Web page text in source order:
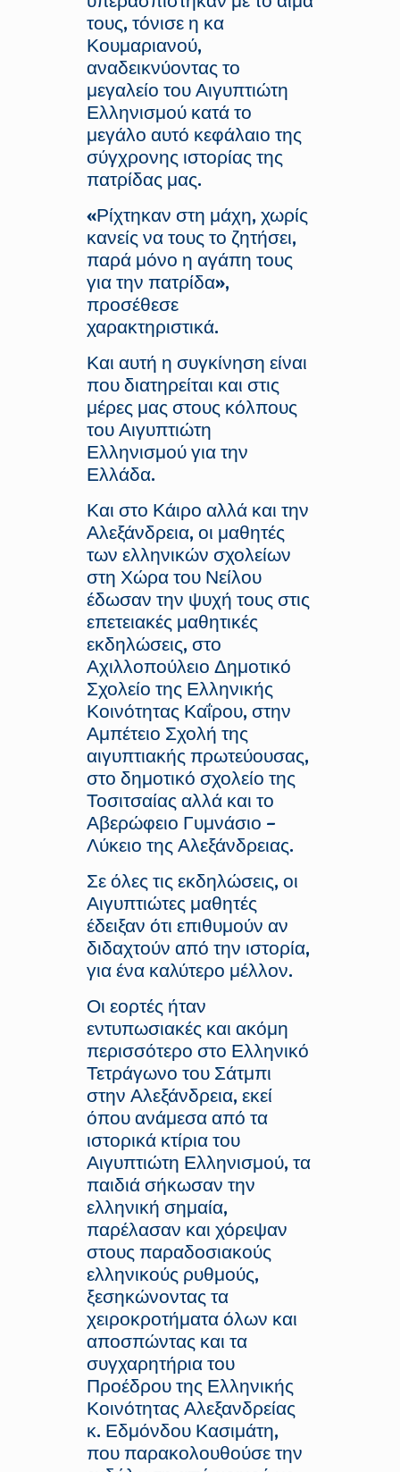
τους, τόνισε η κα
Κουμαριανού,
αναδεικνύοντας το
μεγαλείο του Αιγυπτιώτη
Ελληνισμού κατά το
μεγάλο αυτό κεφάλαιο της
σύγχρονης ιστορίας της
πατρίδας μας.
«Ρίχτηκαν στη μάχη, χωρίς
κανείς να τους το ζητήσει,
παρά μόνο η αγάπη τους
για την πατρίδα»,
προσέθεσε
χαρακτηριστικά.
Και αυτή η συγκίνηση είναι
που διατηρείται και στις
μέρες μας στους κόλπους
του Αιγυπτιώτη
Ελληνισμού για την
Ελλάδα.
Και στο Κάιρο αλλά και την
Αλεξάνδρεια, οι μαθητές
των ελληνικών σχολείων
στη Χώρα του Νείλου
έδωσαν την ψυχή τους στις
επετειακές μαθητικές
εκδηλώσεις, στο
Αχιλλοπούλειο Δημοτικό
Σχολείο της Ελληνικής
Κοινότητας Καΐρου, στην
Αμπέτειο Σχολή της
αιγυπτιακής πρωτεύουσας,
στο δημοτικό σχολείο της
Τοσιτσαίας αλλά και το
Αβερώφειο Γυμνάσιο –
Λύκειο της Αλεξάνδρειας.
Σε όλες τις εκδηλώσεις, οι
Αιγυπτιώτες μαθητές
έδειξαν ότι επιθυμούν αν
διδαχτούν από την ιστορία,
για ένα καλύτερο μέλλον.
Οι εορτές ήταν
εντυπωσιακές και ακόμη
περισσότερο στο Ελληνικό
Τετράγωνο του Σάτμπι
στην Αλεξάνδρεια, εκεί
όπου ανάμεσα από τα
ιστορικά κτίρια του
Αιγυπτιώτη Ελληνισμού, τα
παιδιά σήκωσαν την
ελληνική σημαία,
παρέλασαν και χόρεψαν
στους παραδοσιακούς
ελληνικούς ρυθμούς,
ξεσηκώνοντας τα
χειροκροτήματα όλων και
αποσπώντας και τα
συγχαρητήρια του
Προέδρου της Ελληνικής
Κοινότητας Αλεξανδρείας
κ. Εδμόνδου Κασιμάτη,
που παρακολουθούσε την